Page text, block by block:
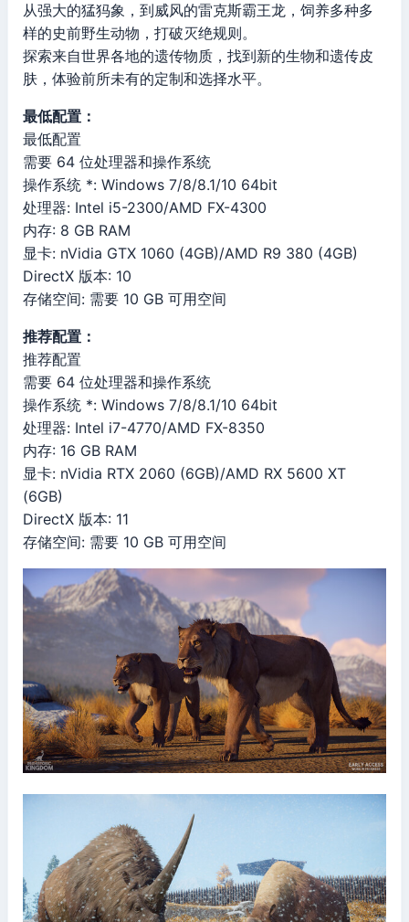
从强大的猛犸象，到威风的雷克斯霸王龙，饲养多种多
样的史前野生动物，打破灭绝规则。
探索来自世界各地的遗传物质，找到新的生物和遗传皮
肤，体验前所未有的定制和选择水平。
最低配置：
最低配置
需要 64 位处理器和操作系统
操作系统 *: Windows 7/8/8.1/10 64bit
处理器: Intel i5-2300/AMD FX-4300
内存: 8 GB RAM
显卡: nVidia GTX 1060 (4GB)/AMD R9 380 (4GB)
DirectX 版本: 10
存储空间: 需要 10 GB 可用空间
推荐配置：
推荐配置
需要 64 位处理器和操作系统
操作系统 *: Windows 7/8/8.1/10 64bit
处理器: Intel i7-4770/AMD FX-8350
内存: 16 GB RAM
显卡: nVidia RTX 2060 (6GB)/AMD RX 5600 XT
(6GB)
DirectX 版本: 11
存储空间: 需要 10 GB 可用空间